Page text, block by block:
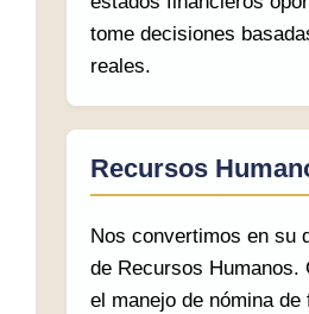
tome decisiones
reales.
Recursos
Nos convertimos en su
de Recursos Humanos.
el manejo de nómina de